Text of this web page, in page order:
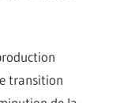
transition